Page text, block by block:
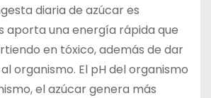
diaria de azúcar es
aporta una energía rápida que
en tóxico, además de dar
organismo. El pH del organismo
el azúcar genera más